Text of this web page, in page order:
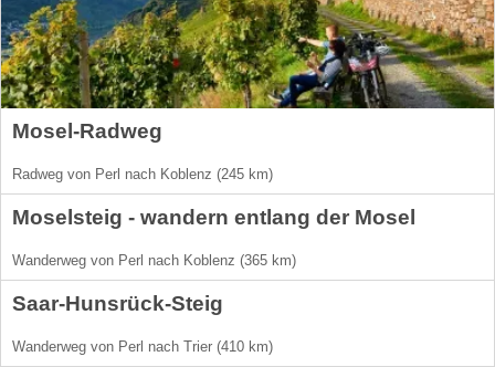
Mosel-Radweg
Radweg von Perl nach Koblenz (245 km)
Moselsteig - wandern entlang der Mosel
Wanderweg von Perl nach Koblenz (365 km)
Saar-Hunsrück-Steig
Wanderweg von Perl nach Trier (410 km)